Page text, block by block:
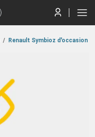
/ Renault Symbioz d'occasion